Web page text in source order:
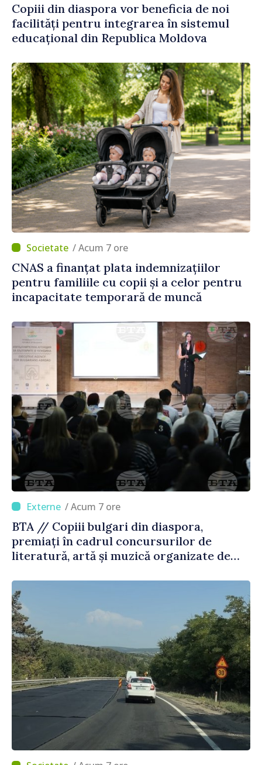
Copiii din diaspora vor beneficia de noi
facilități pentru integrarea în sistemul
educațional din Republica Moldova
/ Acum 7 ore
CNAS a finanțat plata indemnizațiilor
pentru familiile cu copii și a celor pentru
incapacitate temporară de muncă
/ Acum 7 ore
BTA // Copiii bulgari din diaspora,
premiați în cadrul concursurilor de
literatură, artă și muzică organizate de
Străinătate